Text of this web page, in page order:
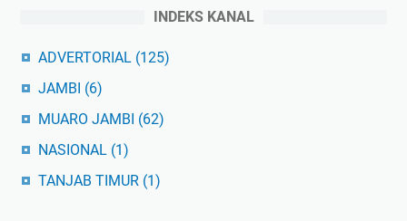
INDEKS KANAL
ADVERTORIAL (125)
JAMBI (6)
MUARO JAMBI (62)
NASIONAL (1)
TANJAB TIMUR (1)